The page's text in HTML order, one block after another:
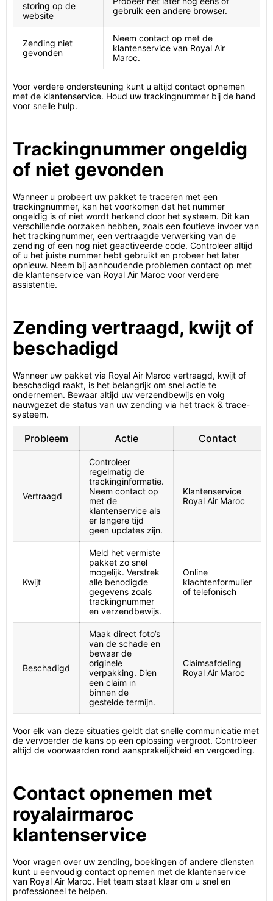
storing op de
website
gebruik een andere browser.
Zending niet
gevonden
Neem contact op met de
klantenservice van Royal Air
Maroc.
Voor verdere ondersteuning kunt u altijd contact opnemen
met de klantenservice. Houd uw trackingnummer bij de hand
voor snelle hulp.
Trackingnummer ongeldig
of niet gevonden
Wanneer u probeert uw pakket te traceren met een
trackingnummer, kan het voorkomen dat het nummer
ongeldig is of niet wordt herkend door het systeem. Dit kan
verschillende oorzaken hebben, zoals een foutieve invoer van
het trackingnummer, een vertraagde verwerking van de
zending of een nog niet geactiveerde code. Controleer altijd
of u het juiste nummer hebt gebruikt en probeer het later
opnieuw. Neem bij aanhoudende problemen contact op met
de klantenservice van Royal Air Maroc voor verdere
assistentie.
Zending vertraagd, kwijt of
beschadigd
Wanneer uw pakket via Royal Air Maroc vertraagd, kwijt of
beschadigd raakt, is het belangrijk om snel actie te
ondernemen. Bewaar altijd uw verzendbewijs en volg
nauwgezet de status van uw zending via het track & trace-
systeem.
Probleem Actie Contact
Vertraagd
Controleer
regelmatig de
trackinginformatie.
Neem contact op
met de
klantenservice als
er langere tijd
geen updates zijn.
Klantenservice
Royal Air Maroc
Kwijt
Meld het vermiste
pakket zo snel
mogelijk. Verstrek
alle benodigde
gegevens zoals
trackingnummer
en verzendbewijs.
Online
klachtenformulier
of telefonisch
Beschadigd
Maak direct foto’s
van de schade en
bewaar de
originele
verpakking. Dien
een claim in
binnen de
gestelde termijn.
Claimsafdeling
Royal Air Maroc
Voor elk van deze situaties geldt dat snelle communicatie met
de vervoerder de kans op een oplossing vergroot. Controleer
altijd de voorwaarden rond aansprakelijkheid en vergoeding.
Contact opnemen met
royalairmaroc
klantenservice
Voor vragen over uw zending, boekingen of andere diensten
kunt u eenvoudig contact opnemen met de klantenservice
van Royal Air Maroc. Het team staat klaar om u snel en
professioneel te helpen.